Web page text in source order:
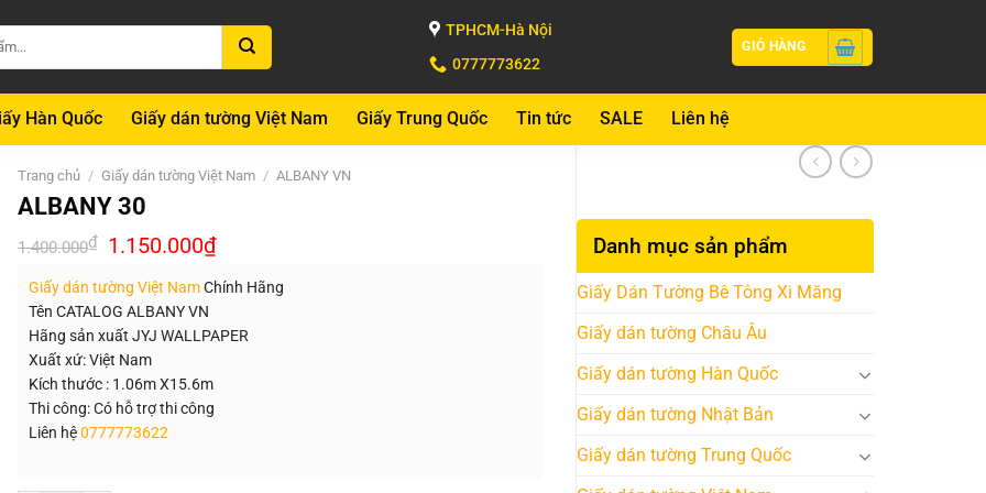
TPHCM-Hà Nội
0777773622
GIỎ HÀNG
Hàn Quốc Giấy dán tường Việt Nam Giấy Trung Quốc Tin tức SALE Liên hệ
Danh mục sản phẩm
Giấy Dán Tường Bê Tông Xi Măng
Giấy dán tường Châu Âu
Giấy dán tường Hàn Quốc
Giấy dán tường Nhật Bản
Giấy dán tường Trung Quốc
Trang chủ / Giấy dán tường Việt Nam / ALBANY VN
ALBANY 30
1.400.000₫ Giá
gốc
1.400.000₫.
1.150.000₫Giá
hiện
là:
Giấy dán tường Việt NamChính Hãng
Tên CATALOG ALBANY VN
Hãng sản xuất JYJ WALLPAPER
Xuất xứ: Việt Nam
Kích thước : 1.06m X15.6m
Thi công: Có hỗ trợ thi công
Liên hệ0777773622